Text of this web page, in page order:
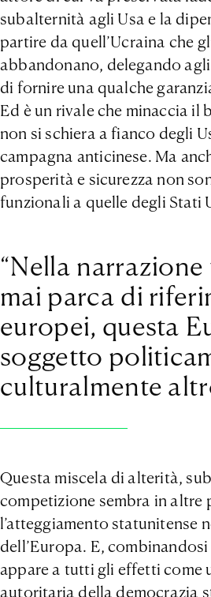
subalternità agli Usa e la
partire da quell’Ucraina che
abbandonano, delegando
di fornire una qualche
Ed è un rivale che minaccia il
non si schiera a fianco degli
campagna anticinese. Ma
prosperità e sicurezza non
funzionali a quelle degli Stati
“Nella
mai parca di
europei, questa
soggetto
culturalmente
Questa miscela di alterità,
competizione sembra in altre
l’atteggiamento statunitense
dell’Europa. E,
appare a tutti gli effetti come
autoritaria della democrazia